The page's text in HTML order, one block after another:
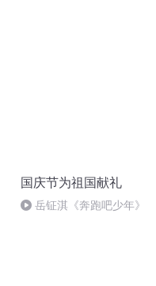
国庆节为祖国献礼
岳钲淇《奔跑吧少年》